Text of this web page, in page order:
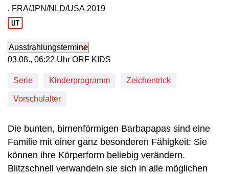
Produktionsland: FRA/JPN/NLD/USA
, FRA/JPN/NLD/USA
Produktionsjahr: 2019 2019
Ausstrahlungstermine
03. August, 06:22 Uhr in ORF KIDS
03.08., 06:22 Uhr ORF KIDS
Serie Kinderprogramm Zeichentrick
Vorschulalter
Die bunten, birnenförmigen Barbapapas sind eine
Familie mit einer ganz besonderen Fähigkeit: Sie
können ihre Körperform beliebig verändern.
Blitzschnell verwandeln sie sich in alle möglichen